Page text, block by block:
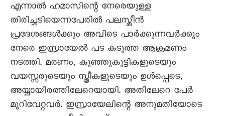
എന്നാൽ ഹമാസിന്റെ നേരെയുള്ള
തിരിച്ചടിയെന്നപേരിൽ പലസ്തീൻ
പ്രദേശങ്ങൾക്കും അവിടെ പാർക്കുന്നവർക്കും
നേരെ ഇസ്രായേൽ പട കടുത്ത ആക്രമണം
നടത്തി. മരണം, കുഞ്ഞുകുട്ടികളുടെയും
വയസ്സരുടെയും സ്ത്രീകളുടെയും ഉൾപ്പെടെ,
അയ്യായിരത്തിലേറെയായി. അതിലേറെ പേർ
മുറിവേറ്റവർ. ഇസ്രായേലിന്റെ അനുമതിയോടെ